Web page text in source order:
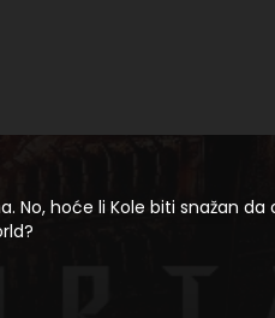
No, hoće li Kole biti snažan